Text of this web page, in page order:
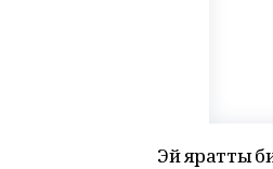
Эй яраттыҡ